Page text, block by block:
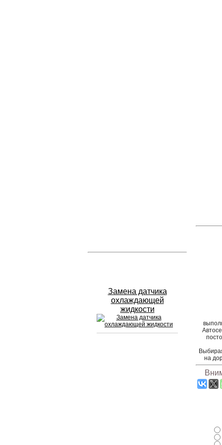
Замена датчика
охлаждающей
жидкости
на